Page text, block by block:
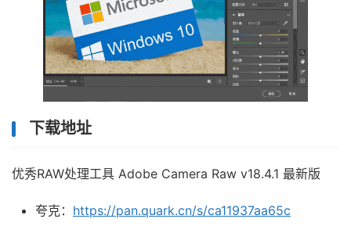
下载地址
优秀RAW处理工具 Adobe Camera Raw v18.4.1 最新版
夸克： https://pan.quark.cn/s/ca11937aa65c